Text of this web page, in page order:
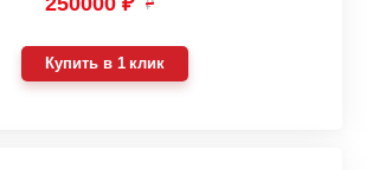
₽
Купить в 1 клик